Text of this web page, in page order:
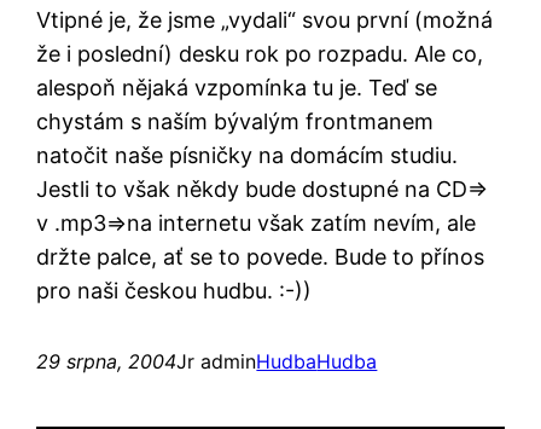
Vtipné je, že jsme „vydali“ svou první (možná
že i poslední) desku rok po rozpadu. Ale co,
alespoň nějaká vzpomínka tu je. Teď se
chystám s naším bývalým frontmanem
natočit naše písničky na domácím studiu.
Jestli to však někdy bude dostupné na CD=>
v .mp3=>na internetu však zatím nevím, ale
držte palce, ať se to povede. Bude to přínos
pro naši českou hudbu. :-))
29 srpna, 2004Jr adminHudbaHudba